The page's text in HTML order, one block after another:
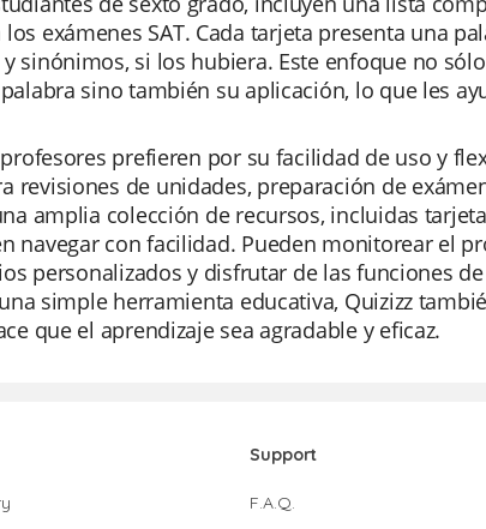
exámenes SAT. Cada tarjeta presenta una
sinónimos, si los hubiera. Este enfoque no
sino también su aplicación, lo que les
prefieren por su facilidad de uso y
revisiones de unidades, preparación de
amplia colección de recursos, incluidas
navegar con facilidad. Pueden monitorear el
personalizados y disfrutar de las funciones
simple herramienta educativa, Quizizz
que el aprendizaje sea agradable y eficaz.
Support
F.A.Q.